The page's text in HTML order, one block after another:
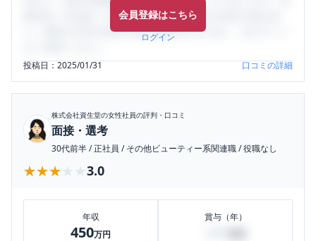
会員登録はこちら
ログイン
輩社員（元社員）の口コミを通して、本当の会社の姿を知
り、将来の不安や現在の悩みを解消するために、ぜひサイト
投稿日：2025/01/31 口コミの詳細
株式会社資生堂の女性社員の評判・口コミ
面接・選考
30代前半/正社員 /その他ビューティー系関連職/役職なし
★★★★★
★★★★★ 3.0
年収
450万円
賞与（年）